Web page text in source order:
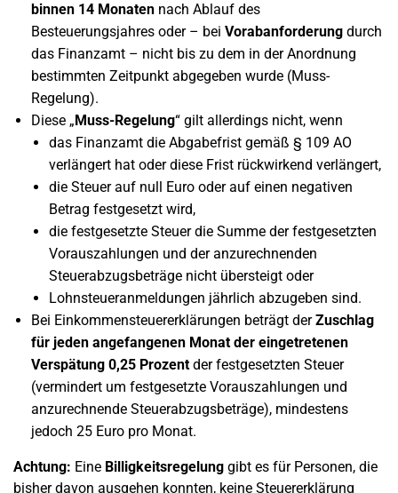
binnen 14 Monaten nach Ablauf des
Besteuerungsjahres oder – bei Vorabanforderung durch
das Finanzamt – nicht bis zu dem in der Anordnung
bestimmten Zeitpunkt abgegeben wurde (Muss-
Regelung).
Diese „Muss-Regelung“ gilt allerdings nicht, wenn
das Finanzamt die Abgabefrist gemäß § 109 AO
verlängert hat oder diese Frist rückwirkend verlängert,
die Steuer auf null Euro oder auf einen negativen
Betrag festgesetzt wird,
die festgesetzte Steuer die Summe der festgesetzten
Vorauszahlungen und der anzurechnenden
Steuerabzugsbeträge nicht übersteigt oder
Lohnsteueranmeldungen jährlich abzugeben sind.
Bei Einkommensteuererklärungen beträgt derZuschlag
für jeden angefangenen Monat der eingetretenen
Verspätung 0,25 Prozentder festgesetzten Steuer
(vermindert um festgesetzte Vorauszahlungen und
anzurechnende Steuerabzugsbeträge), mindestens
jedoch 25 Euro pro Monat.
Achtung: Eine Billigkeitsregelung gibt es für Personen, die
bisher davon ausgehen konnten, keine Steuererklärung